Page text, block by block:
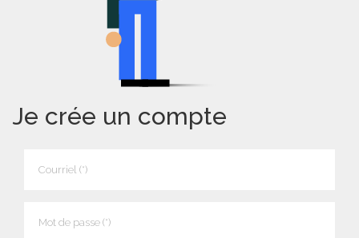
Je crée un compte